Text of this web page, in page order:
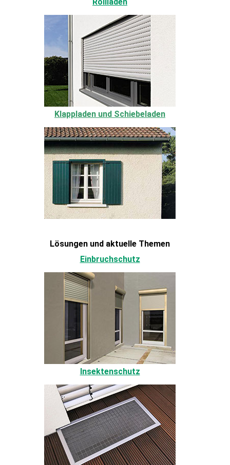
Klappladen und Schiebeladen
Lösungen und aktuelle Themen
Einbruchschutz
Insektenschutz